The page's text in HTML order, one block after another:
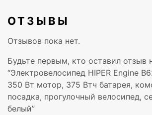
ОТЗЫВЫ
Отзывов пока нет.
Будьте первым, кто оставил отзыв
“Электровелосипед HIPER Engine
350 Вт мотор, 375 Втч батарея,
посадка, прогулочный велосипед,
белый”